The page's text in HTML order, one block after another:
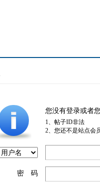
您没有登录或者
1、帖子ID非法
2、您还不是站点会
密 码